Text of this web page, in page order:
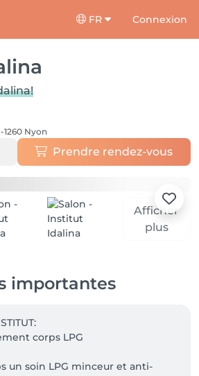
FR Connexion
1260 Nyon
Prendre rendez-vous
Afficher
plus
importantes
corps LPG
un soin LPG minceur et anti-